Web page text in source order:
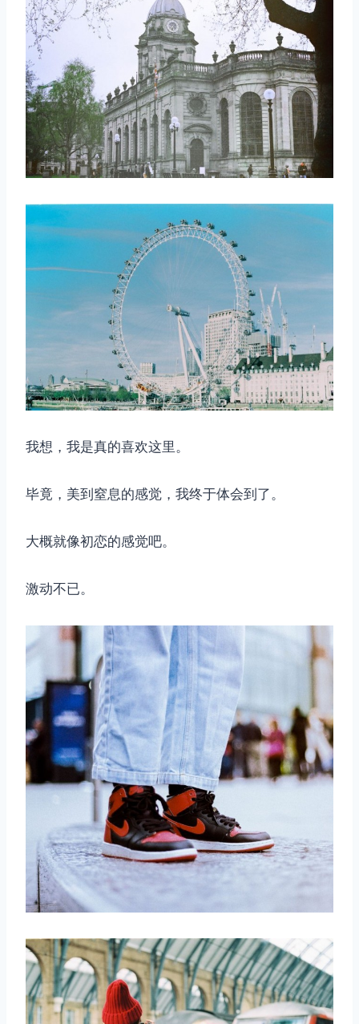
我想，我是真的喜欢这里。
毕竟，美到窒息的感觉，我终于体会到了。
大概就像初恋的感觉吧。
激动不已。
取消 搜索